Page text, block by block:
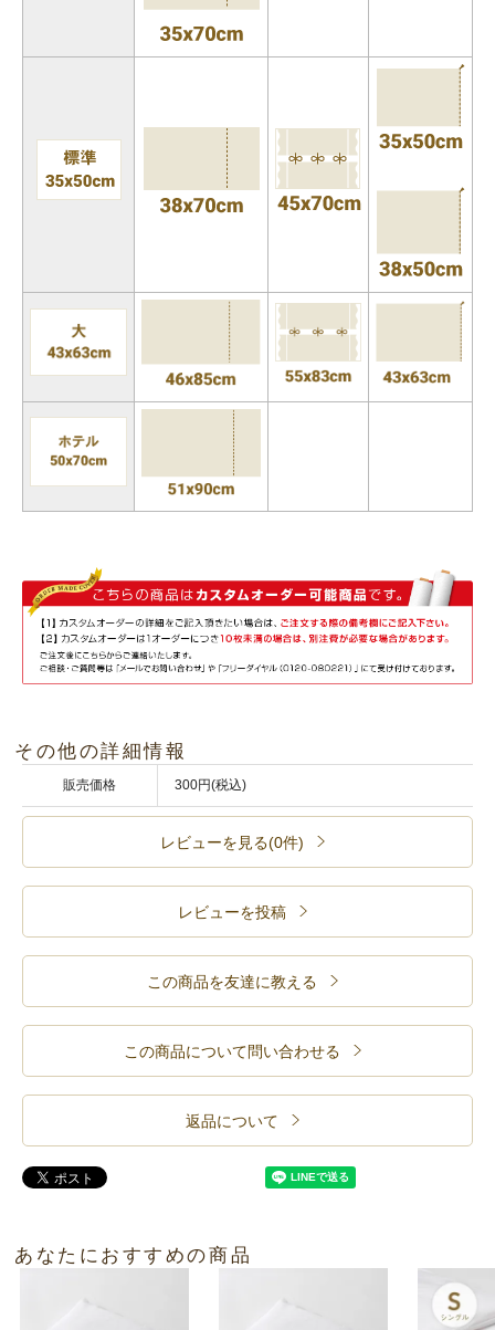
その他の詳細情報
販売価格 300円(税込)
レビューを見る(0件)
レビューを投稿
この商品を友達に教える
この商品について問い合わせる
返品について
あなたにおすすめの商品